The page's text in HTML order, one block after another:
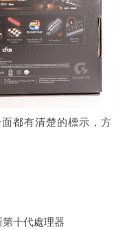
都有清楚的標示，方
十代處理器